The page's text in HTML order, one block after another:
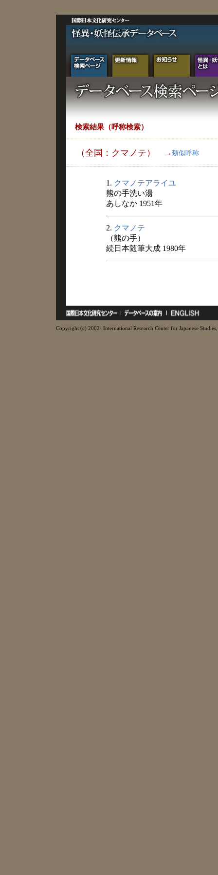
検索結果（呼称検索）
（全国：クマノテ） → 類似呼称
1. クマノテアライユ
熊の手洗い湯
あしなか 1951年
2. クマノテ
（熊の手）
続日本随筆大成 1980年
Copyright (c) 2002- International Research Center for Japanese